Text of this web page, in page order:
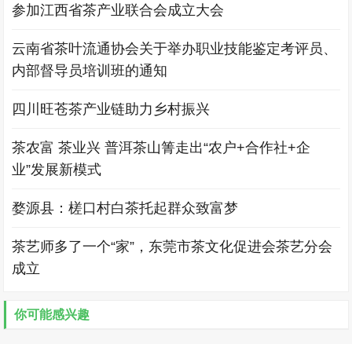
参加江西省茶产业联合会成立大会
云南省茶叶流通协会关于举办职业技能鉴定考评员、
内部督导员培训班的通知
四川旺苍茶产业链助力乡村振兴
茶农富 茶业兴 普洱茶山箐走出“农户+合作社+企
业”发展新模式
婺源县：槎口村白茶托起群众致富梦
茶艺师多了一个“家”，东莞市茶文化促进会茶艺分会
成立
你可能感兴趣